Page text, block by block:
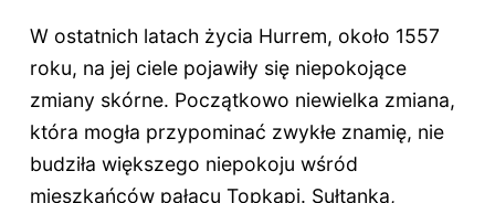
W ostatnich latach życia Hurrem, około 1557
roku, na jej ciele pojawiły się niepokojące
zmiany skórne. Początkowo niewielka zmiana,
która mogła przypominać zwykłe znamię, nie
budziła większego niepokoju wśród
mieszkańców pałacu Topkapi. Sułtanka,